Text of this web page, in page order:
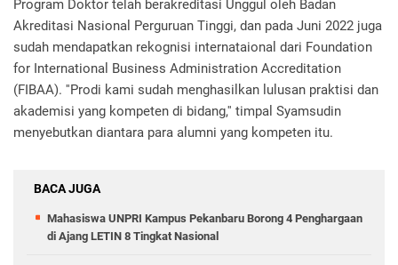
Program Doktor telah berakreditasi Unggul oleh Badan
Akreditasi Nasional Perguruan Tinggi, dan pada Juni 2022 juga
sudah mendapatkan rekognisi internataional dari Foundation
for International Business Administration Accreditation
(FIBAA). ''Prodi kami sudah menghasilkan lulusan praktisi dan
akademisi yang kompeten di bidang,'' timpal Syamsudin
menyebutkan diantara para alumni yang kompeten itu.
BACA JUGA
Mahasiswa UNPRI Kampus Pekanbaru Borong 4 Penghargaan
di Ajang LETIN 8 Tingkat Nasional